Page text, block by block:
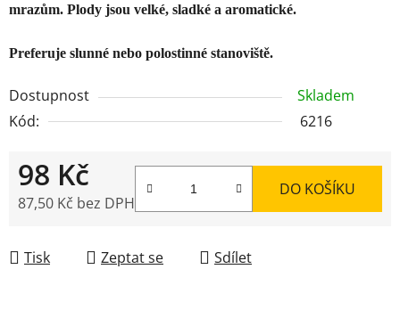
mrazům. Plody jsou velké, sladké a aromatické.
Preferuje slunné nebo polostinné stanoviště.
Dostupnost
Skladem
Kód:
6216
98 Kč
87,50 Kč bez DPH
DO KOŠÍKU
Tisk Zeptat se Sdílet